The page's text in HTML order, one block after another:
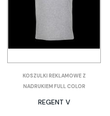
KOSZULKI REKLAMOWE Z
NADRUKIEM FULL COLOR
REGENT V